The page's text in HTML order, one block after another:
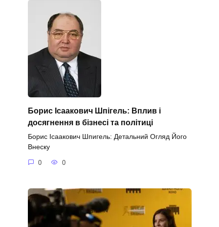
Борис Ісаакович Шпігель: Вплив і
досягнення в бізнесі та політиці
Борис Ісаакович Шпигель: Детальний Огляд Його
Внеску
0 0